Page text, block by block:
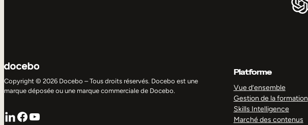
Copyright © 2026 Docebo – Tous droits réservés. Docebo est une
marque déposée ou une marque commerciale de Docebo.
LinkedIn
Facebook
YouTube
Platforme
Vue d’ensemble
Gestion de la formation
Skills Intelligence
Marché des contenus